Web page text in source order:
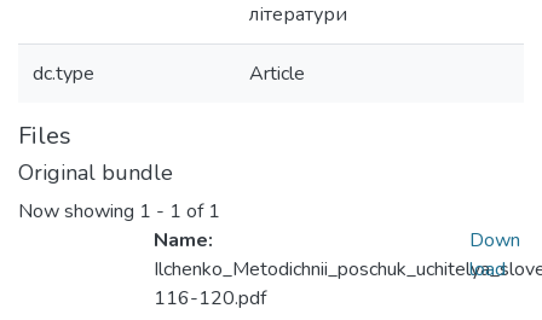
літератури
dc.type Article
Files
Original bundle
Now showing 1 - 1 of 1
Name:
116-120.pdf
Down
load